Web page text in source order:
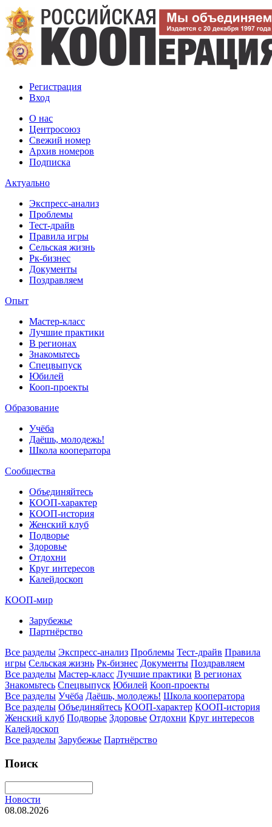
Регистрация
Вход
О нас
Центросоюз
Свежий номер
Архив номеров
Подписка
Актуально
Экспресс-анализ
Проблемы
Тест-драйв
Правила игры
Сельская жизнь
Рк-бизнес
Документы
Поздравляем
Опыт
Мастер-класс
Лучшие практики
В регионах
Знакомьтесь
Спецвыпуск
Юбилей
Кооп-проекты
Образование
Учёба
Даёшь, молодежь!
Школа кооператора
Сообщества
Объединяйтесь
КООП-характер
КООП-история
Женский клуб
Подворье
Здоровье
Отдохни
Круг интересов
Калейдоскоп
КООП-мир
Зарубежье
Партнёрство
Все разделы Экспресс-анализ Проблемы Тест-драйв Правила
игры Сельская жизнь Рк-бизнес Документы Поздравляем
Все разделы Мастер-класс Лучшие практики В регионах
Знакомьтесь Спецвыпуск Юбилей Кооп-проекты
Все разделы Учёба Даёшь, молодежь! Школа кооператора
Все разделы Объединяйтесь КООП-характер КООП-история
Женский клуб Подворье Здоровье Отдохни Круг интересов
Калейдоскоп
Все разделы Зарубежье Партнёрство
Поиск
Новости
08.08.2026